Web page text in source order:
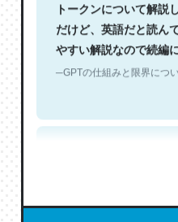
だけど、英語だと読ん
やすい解説なので続編
─GPTの仕組みと限界につ